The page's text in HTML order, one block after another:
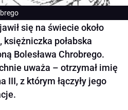
się na świecie około
połabska
Bolesława Chrobrego.
uważa – otrzymał imię
III, z którym łączyły jego